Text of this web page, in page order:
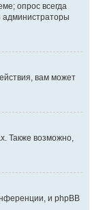
опрос всегда
администраторы
вам может
Также возможно,
и phpBB